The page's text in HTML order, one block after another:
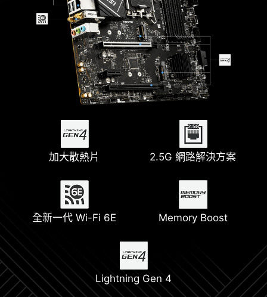
加大散熱片 2.5G 網路解決方案
全新一代 Wi-Fi 6E Memory Boost
Lightning Gen 4